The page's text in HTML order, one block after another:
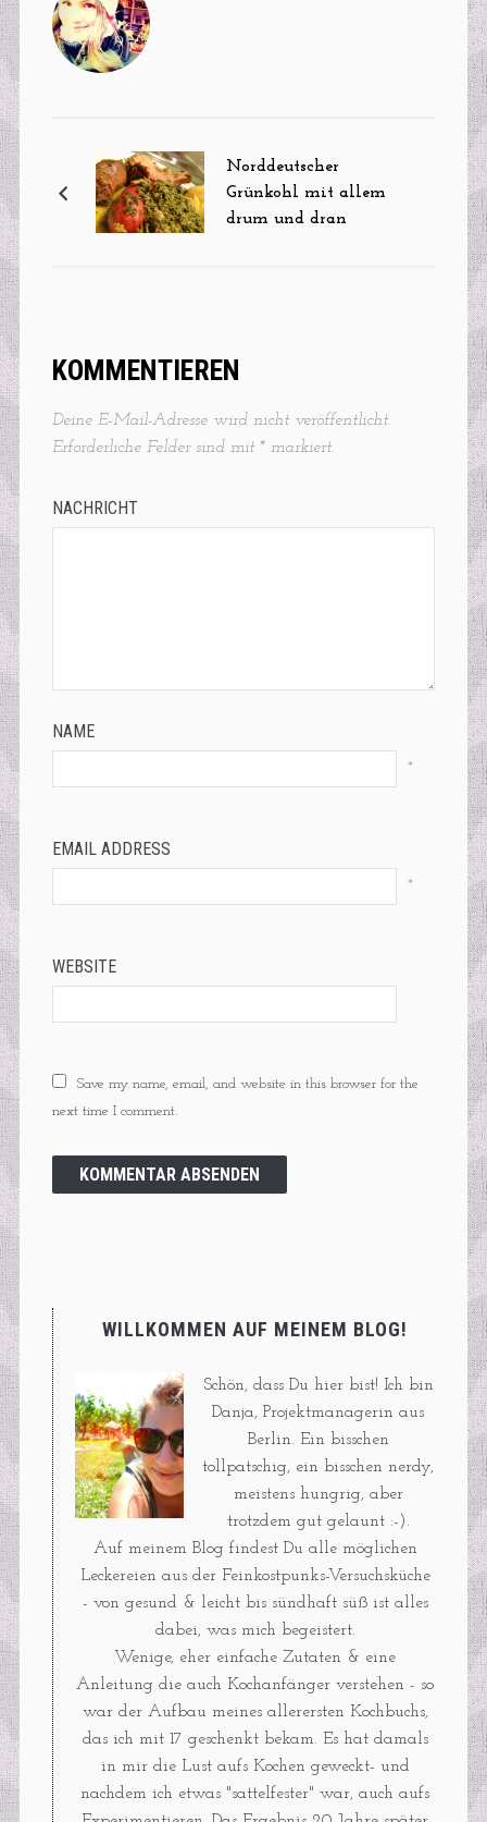
Norddeutscher
Grünkohl mit allem
drum und dran
KOMMENTIEREN
Deine E-Mail-Adresse wird nicht veröffentlicht.
Erforderliche Felder sind mit *markiert.
NACHRICHT
NAME
*
EMAIL ADDRESS
*
WEBSITE
Save my name, email, and website in this browser for the
next time I comment.
WILLKOMMEN AUF MEINEM BLOG!
Schön, dass Du hier bist! Ich bin
Danja, Projektmanagerin aus
Berlin. Ein bisschen
tollpatschig, ein bisschen nerdy,
meistens hungrig, aber
trotzdem gut gelaunt :-).
Auf meinem Blog findest Du alle möglichen
Leckereien aus der Feinkostpunks-Versuchsküche
- von gesund & leicht bis sündhaft süß ist alles
dabei, was mich begeistert.
Wenige, eher einfache Zutaten & eine
Anleitung die auch Kochanfänger verstehen - so
war der Aufbau meines allerersten Kochbuchs,
das ich mit 17 geschenkt bekam. Es hat damals
in mir die Lust aufs Kochen geweckt- und
nachdem ich etwas "sattelfester" war, auch aufs